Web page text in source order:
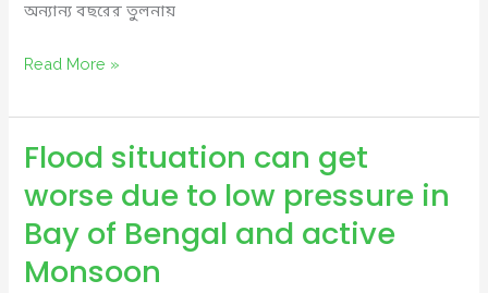
অন্যান্য বছরের তুলনায়
আমাদের
ডেঙ্গু
থেকে
পারে
Read More »
Flood situation can get
worse due to low pressure in
Bay of Bengal and active
Monsoon